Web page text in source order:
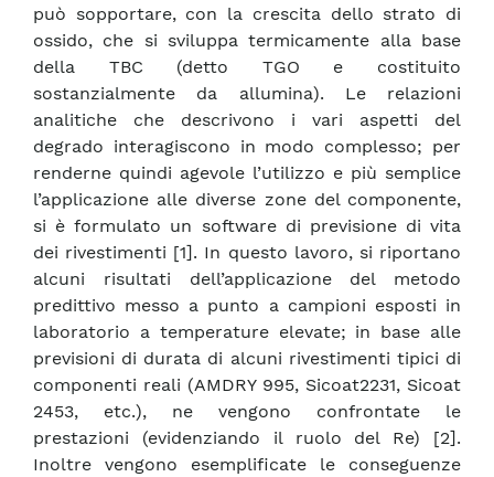
può sopportare, con la crescita dello strato di
ossido, che si sviluppa termicamente alla base
della TBC (detto TGO e costituito
sostanzialmente da allumina). Le relazioni
analitiche che descrivono i vari aspetti del
degrado interagiscono in modo complesso; per
renderne quindi agevole l’utilizzo e più semplice
l’applicazione alle diverse zone del componente,
si è formulato un software di previsione di vita
dei rivestimenti [1]. In questo lavoro, si riportano
alcuni risultati dell’applicazione del metodo
predittivo messo a punto a campioni esposti in
laboratorio a temperature elevate; in base alle
previsioni di durata di alcuni rivestimenti tipici di
componenti reali (AMDRY 995, Sicoat2231, Sicoat
2453, etc.), ne vengono confrontate le
prestazioni (evidenziando il ruolo del Re) [2].
Inoltre vengono esemplificate le conseguenze